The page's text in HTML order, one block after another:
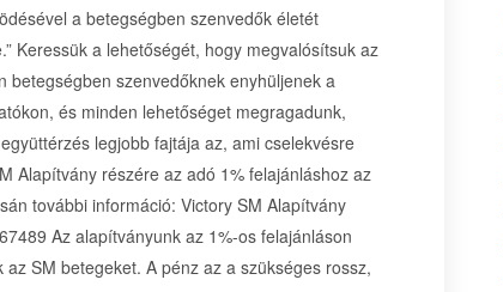
a betegségben szenvedők életét
Keressük a lehetőségét, hogy megvalósítsuk az
szenvedőknek enyhüljenek a
és minden lehetőséget megragadunk,
legjobb fajtája az, ami cselekvésre
Alapítvány részére az adó 1% felajánláshoz az
további információ: Victory SM Alapítvány
Az alapítványunk az 1%-os felajánláson
SM betegeket. A pénz az a szükséges rossz,